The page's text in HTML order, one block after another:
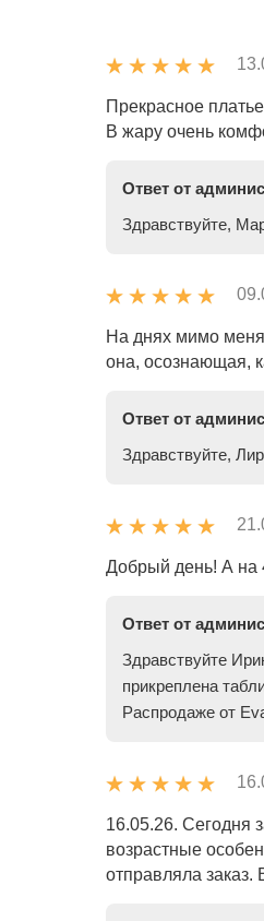
Прекрасное
В жару очень
Ответ от
Здравствуйте,
На днях мимо
она, осознающая,
Ответ от
Здравствуйте,
Добрый день! А на
Ответ от
Здравствуйте
прикреплена
Распродаже от
16.05.26. Сегодня
возрастные
отправляла заказ.